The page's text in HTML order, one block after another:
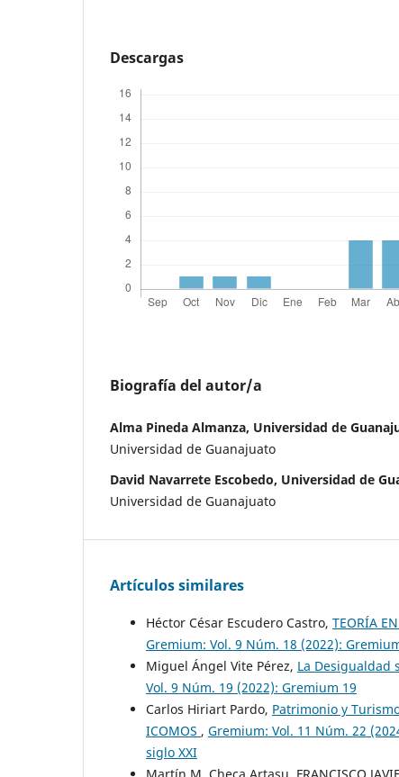
Descargas
Biografía del autor/a
Alma Pineda Almanza, Universidad de
Universidad de Guanajuato
David Navarrete Escobedo, Universidad de
Universidad de Guanajuato
Artículos similares
Héctor César Escudero Castro, TEORÍA
Gremium: Vol. 9 Núm. 18 (2022):
Miguel Ángel Vite Pérez, La Desigualdad
Vol. 9 Núm. 19 (2022): Gremium 19
Carlos Hiriart Pardo, Patrimonio y
ICOMOS , Gremium: Vol. 11 Núm. 22
siglo XXI